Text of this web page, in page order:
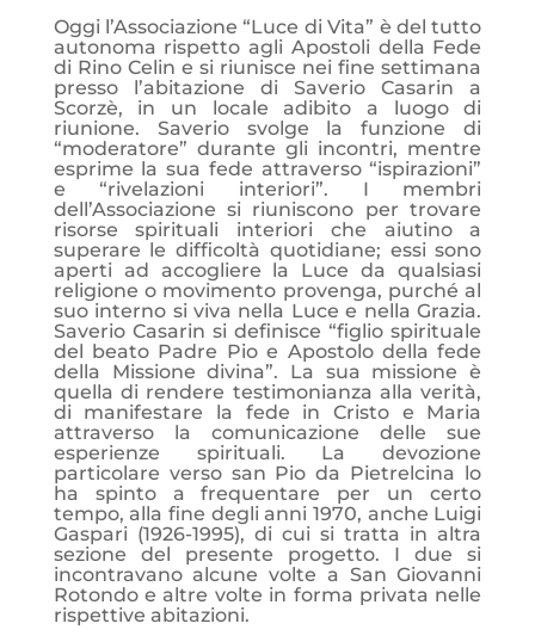
Oggi l’Associazione “Luce di Vita” è del tutto
autonoma rispetto agli Apostoli della Fede
di Rino Celin e si riunisce nei fine settimana
presso l’abitazione di Saverio Casarin a
Scorzè, in un locale adibito a luogo di
riunione. Saverio svolge la funzione di
“moderatore” durante gli incontri, mentre
esprime la sua fede attraverso “ispirazioni”
e “rivelazioni interiori”. I membri
dell’Associazione si riuniscono per trovare
risorse spirituali interiori che aiutino a
superare le difficoltà quotidiane; essi sono
aperti ad accogliere la Luce da qualsiasi
religione o movimento provenga, purché al
suo interno si viva nella Luce e nella Grazia.
Saverio Casarin si definisce “figlio spirituale
del beato Padre Pio e Apostolo della fede
della Missione divina”. La sua missione è
quella di rendere testimonianza alla verità,
di manifestare la fede in Cristo e Maria
attraverso la comunicazione delle sue
esperienze spirituali. La devozione
particolare verso san Pio da Pietrelcina lo
ha spinto a frequentare per un certo
tempo, alla fine degli anni 1970, anche Luigi
Gaspari (1926-1995), di cui si tratta in altra
sezione del presente progetto. I due si
incontravano alcune volte a San Giovanni
Rotondo e altre volte in forma privata nelle
rispettive abitazioni.